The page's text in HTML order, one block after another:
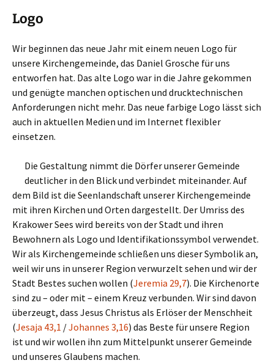
Logo
Wir beginnen das neue Jahr mit einem neuen Logo für
unsere Kirchengemeinde, das Daniel Grosche für uns
entworfen hat. Das alte Logo war in die Jahre gekommen
und genügte manchen optischen und drucktechnischen
Anforderungen nicht mehr. Das neue farbige Logo lässt sich
auch in aktuellen Medien und im Internet flexibler
einsetzen.
Die Gestaltung nimmt die Dörfer unserer Gemeinde
deutlicher in den Blick und verbindet miteinander. Auf
dem Bild ist die Seenlandschaft unserer Kirchengemeinde
mit ihren Kirchen und Orten dargestellt. Der Umriss des
Krakower Sees wird bereits von der Stadt und ihren
Bewohnern als Logo und Identifikationssymbol verwendet.
Wir als Kirchengemeinde schließen uns dieser Symbolik an,
weil wir uns in unserer Region verwurzelt sehen und wir der
Stadt Bestes suchen wollen (Jeremia 29,7). Die Kirchenorte
sind zu – oder mit – einem Kreuz verbunden. Wir sind davon
überzeugt, dass Jesus Christus als Erlöser der Menschheit
(Jesaja 43,1 /Johannes 3,16) das Beste für unsere Region
ist und wir wollen ihn zum Mittelpunkt unserer Gemeinde
und unseres Glaubens machen.